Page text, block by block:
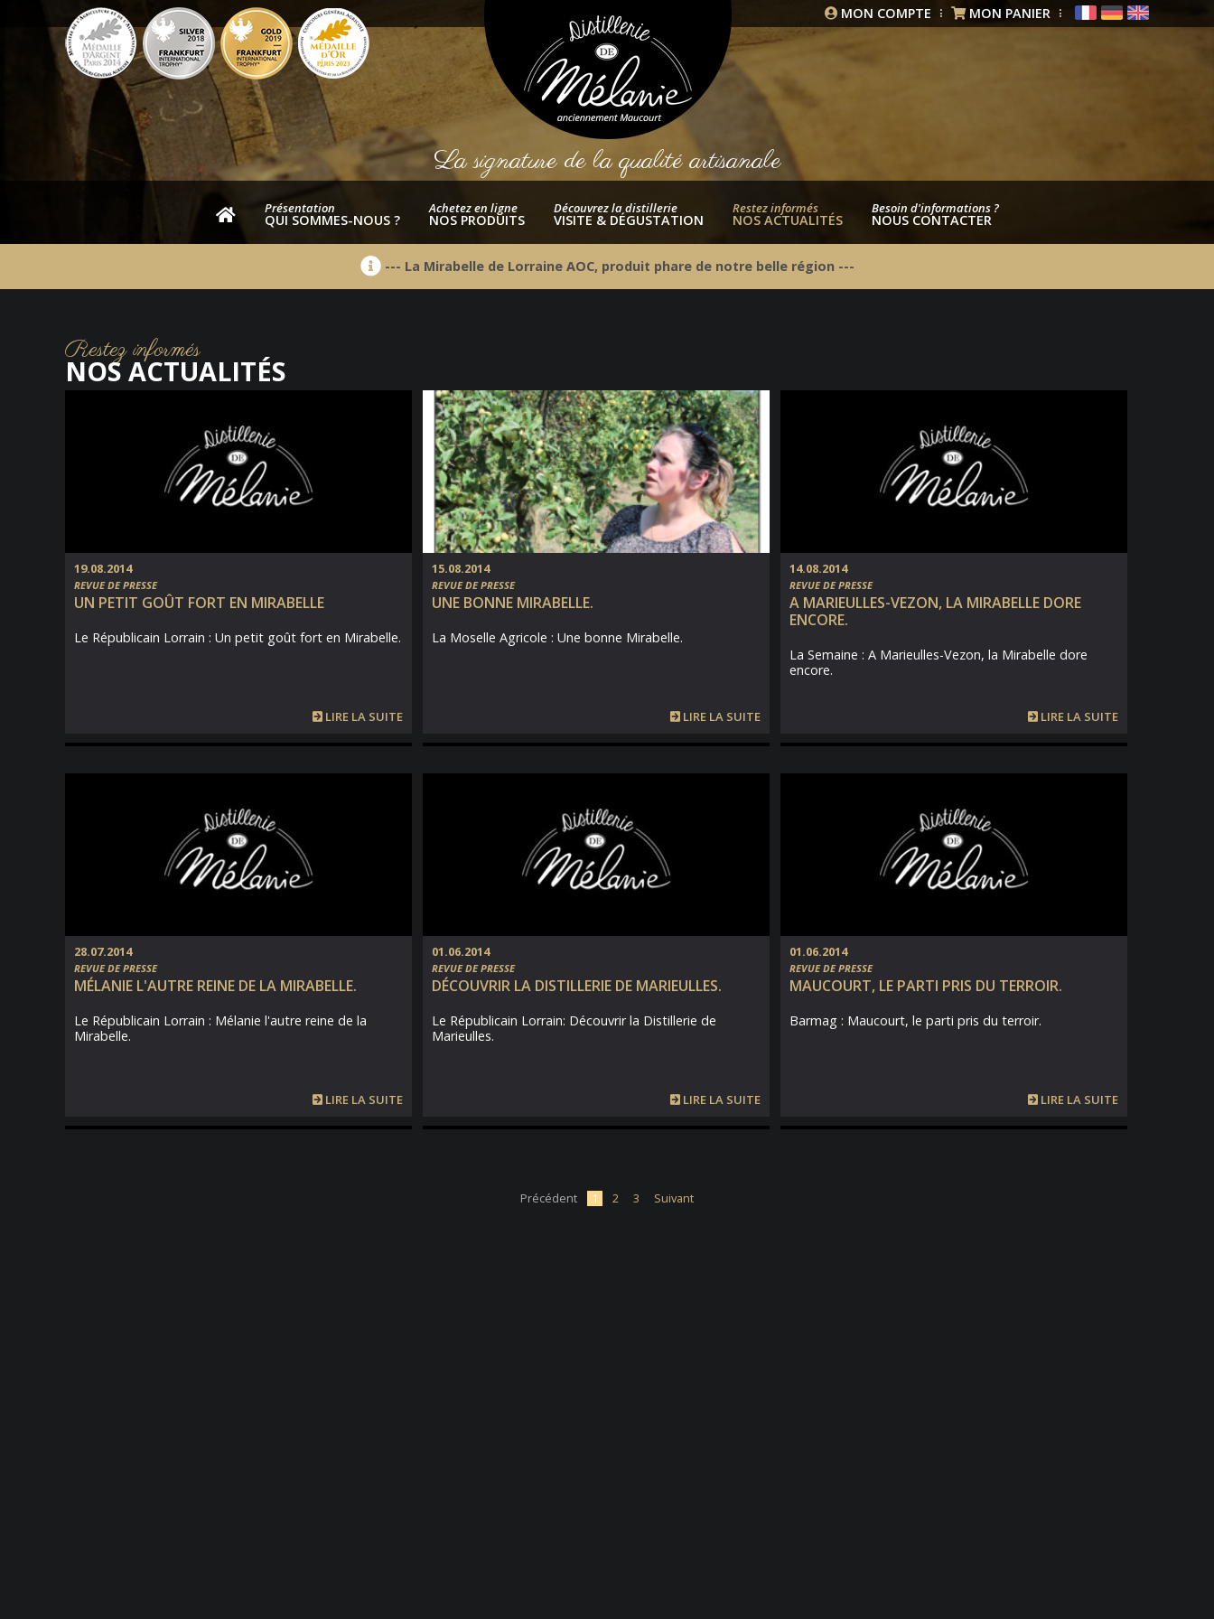
La signature de la qualité artisanale
Présentation
QUI SOMMES-NOUS ?
Achetez en ligne
NOS PRODUITS
Découvrez la distillerie
VISITE & DÉGUSTATION
Restez informés
NOS ACTUALITÉS
Besoin d'informations ?
NOUS CONTACTER
--- La Mirabelle de Lorraine AOC, produit phare de notre belle région ---
MON COMPTE MON PANIER
Restez informés
NOS ACTUALITÉS
19.08.2014
REVUE DE PRESSE
UN PETIT GOÛT FORT EN MIRABELLE
Le Républicain Lorrain : Un petit goût fort en Mirabelle.
LIRE LA SUITE
15.08.2014
REVUE DE PRESSE
UNE BONNE MIRABELLE.
La Moselle Agricole : Une bonne Mirabelle.
LIRE LA SUITE
14.08.2014
REVUE DE PRESSE
A MARIEULLES-VEZON, LA MIRABELLE DORE
ENCORE.
La Semaine : A Marieulles-Vezon, la Mirabelle dore
encore.
LIRE LA SUITE
28.07.2014
REVUE DE PRESSE
MÉLANIE L'AUTRE REINE DE LA MIRABELLE.
Le Républicain Lorrain : Mélanie l'autre reine de la
Mirabelle.
LIRE LA SUITE
01.06.2014
REVUE DE PRESSE
DÉCOUVRIR LA DISTILLERIE DE MARIEULLES.
Le Républicain Lorrain: Découvrir la Distillerie de
Marieulles.
LIRE LA SUITE
01.06.2014
REVUE DE PRESSE
MAUCOURT, LE PARTI PRIS DU TERROIR.
Barmag : Maucourt, le parti pris du terroir.
LIRE LA SUITE
Précédent 1 2 3 Suivant